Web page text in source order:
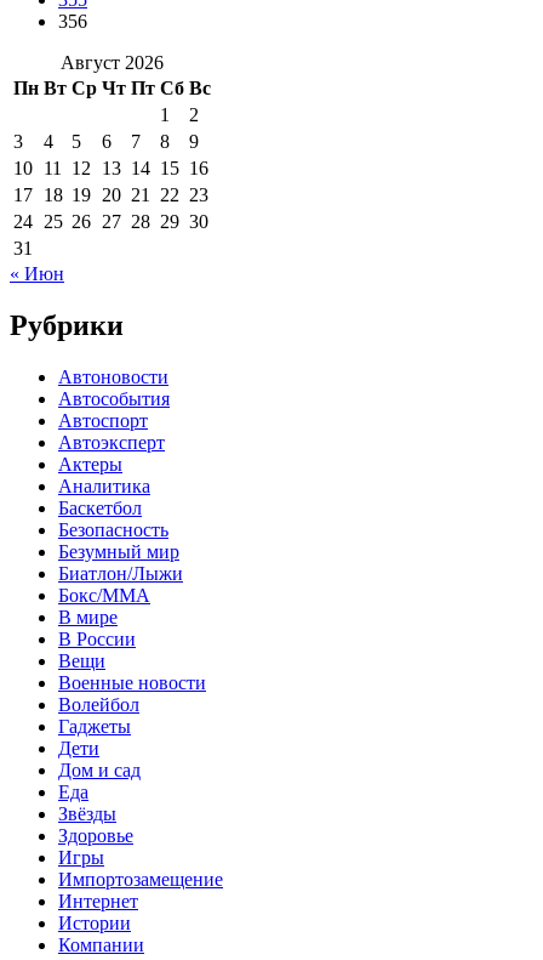
356
Август 2026
Пн Вт Ср Чт Пт Сб Вс
1
2
3
4 5 6 7 8
9
10 11 12 13 14 15 16
17 18 19 20 21 22 23
24 25 26 27 28 29 30
31
« Июн
Рубрики
Автоновости
Автособытия
Автоспорт
Автоэксперт
Актеры
Аналитика
Баскетбол
Безопасность
Безумный мир
Биатлон/Лыжи
Бокс/MMA
В мире
В России
Вещи
Военные новости
Волейбол
Гаджеты
Дети
Дом и сад
Еда
Звёзды
Здоровье
Игры
Импортозамещение
Интернет
Истории
Компании